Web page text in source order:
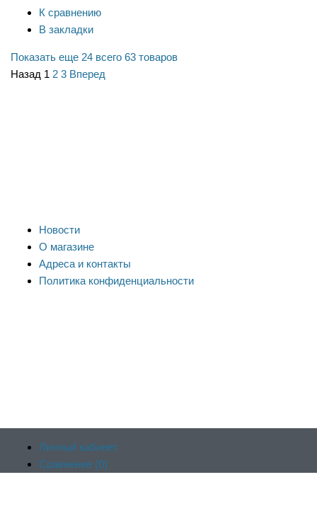
К сравнению
В закладки
Показать еще 24 всего 63 товаров
Назад 1 2 3 Вперед
Новости
О магазине
Адреса и контакты
Политика конфиденциальности
Личный кабинет
Сравнение (0)